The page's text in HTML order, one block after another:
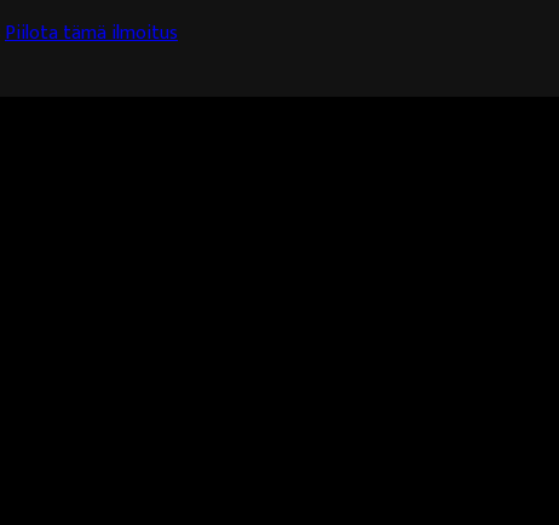
Piilota tämä ilmoitus